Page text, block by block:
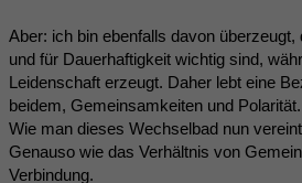
Aber: ich bin ebenfalls davon überzeugt,
und für Dauerhaftigkeit wichtig sind,
Leidenschaft erzeugt. Daher lebt eine
beidem, Gemeinsamkeiten und Polarität.
Wie man dieses Wechselbad nun
Genauso wie das Verhältnis von
Verbindung.